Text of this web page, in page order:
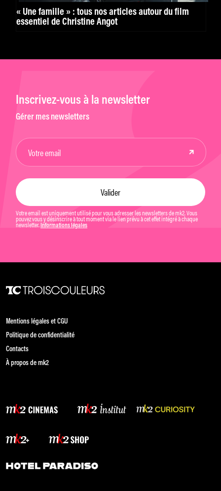
« Une famille » : tous nos articles autour du film
essentiel de Christine Angot
Inscrivez-vous à la newsletter
Gérer mes newsletters
Votre email est uniquement utilisé pour vous adresser les newsletters de mk2. Vous
pouvez vous y désinscrire à tout moment via le lien prévu à cet effet intégré à chaque
newsletter. Informations légales
Mentions légales et CGU
Politique de confidentialité
Contacts
À propos de mk2